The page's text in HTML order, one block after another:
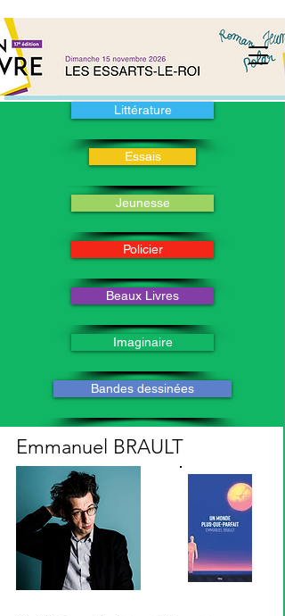
Littérature
Essais
Jeunesse
Policier
Beaux Livres
Imaginaire
Bandes dessinées
Emmanuel BRAULT